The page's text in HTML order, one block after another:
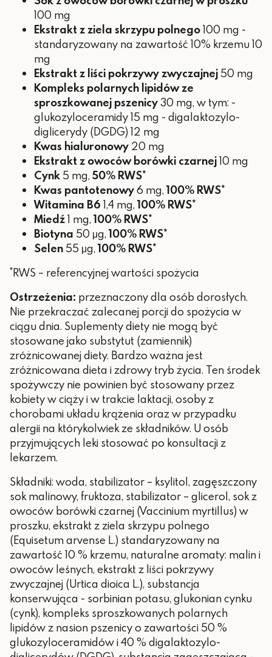
100 mg
Ekstrakt z ziela skrzypu polnego100 mg -
standaryzowany na zawartość 10% krzemu 10
mg
Ekstrakt z liści pokrzywy zwyczajnej 50 mg
Kompleks polarnych lipidów ze
sproszkowanej pszenicy30 mg, w tym: -
glukozyloceramidy 15 mg - digalaktozylo-
diglicerydy (DGDG) 12 mg
Kwas hialuronowy 20 mg
Ekstrakt z owoców borówki czarnej10 mg
Cynk 5 mg, 50% RWS*
Kwas pantotenowy6 mg, 100% RWS*
Witamina B6 1,4 mg, 100% RWS*
Miedź1 mg, 100% RWS*
Biotyna 50 μg, 100% RWS*
Selen 55 μg, 100% RWS*
*RWS – referencyjnej wartości spożycia
Ostrzeżenia: przeznaczony dla osób dorosłych.
Nie przekraczać zalecanej porcji do spożycia w
ciągu dnia. Suplementy diety nie mogą być
stosowane jako substytut (zamiennik)
zróżnicowanej diety. Bardzo ważna jest
zróżnicowana dieta i zdrowy tryb życia. Ten środek
spożywczy nie powinien być stosowany przez
kobiety w ciąży i w trakcie laktacji, osoby z
chorobami układu krążenia oraz w przypadku
alergii na którykolwiek ze składników. U osób
przyjmujących leki stosować po konsultacji z
lekarzem.
Składniki: woda, stabilizator – ksylitol, zagęszczony
sok malinowy, fruktoza, stabilizator – glicerol, sok z
owoców borówki czarnej (Vaccinium myrtillus) w
proszku, ekstrakt z ziela skrzypu polnego
(Equisetum arvense L.) standaryzowany na
zawartość 10 % krzemu, naturalne aromaty: malin i
owoców leśnych, ekstrakt z liści pokrzywy
zwyczajnej (Urtica dioica L.), substancja
konserwująca - sorbinian potasu, glukonian cynku
(cynk), kompleks sproszkowanych polarnych
lipidów z nasion pszenicy o zawartości 50 %
glukozyloceramidów i 40 % digalaktozylo-